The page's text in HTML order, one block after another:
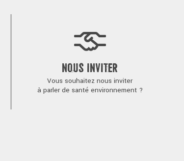
NOUS INVITER
Vous souhaitez nous inviter
à parler de santé environnement ?